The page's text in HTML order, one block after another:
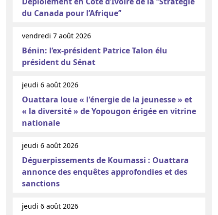
du Canada pour l’Afrique’’
vendredi 7 août 2026
Bénin: l’ex-président Patrice Talon élu
président du Sénat
jeudi 6 août 2026
Ouattara loue « l'énergie de la jeunesse » et
« la diversité » de Yopougon érigée en vitrine
nationale
jeudi 6 août 2026
Déguerpissements de Koumassi : Ouattara
annonce des enquêtes approfondies et des
sanctions
jeudi 6 août 2026